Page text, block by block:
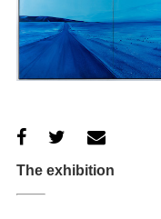
The exhibition